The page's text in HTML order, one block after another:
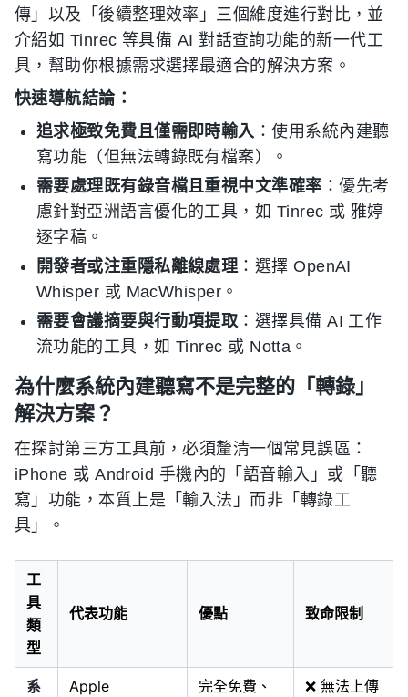
傳」以及「後續整理效率」三個維度進行對比，並
介紹如 Tinrec 等具備 AI 對話查詢功能的新一代工
具，幫助你根據需求選擇最適合的解決方案。
快速導航結論：
追求極致免費且僅需即時輸入 ：使用系統內建聽
寫功能（但無法轉錄既有檔案）。
需要處理既有錄音檔且重視中文準確率 ：優先考
慮針對亞洲語言優化的工具，如 Tinrec 或 雅婷
逐字稿。
開發者或注重隱私離線處理：選擇 OpenAI
Whisper 或 MacWhisper。
需要會議摘要與行動項提取：選擇具備 AI 工作
流功能的工具，如 Tinrec 或 Notta。
為什麼系統內建聽寫不是完整的「轉錄」
解決方案？
在探討第三方工具前，必須釐清一個常見誤區：
iPhone 或 Android 手機內的「語音輸入」或「聽
寫」功能，本質上是「輸入法」而非「轉錄工
具」。
工
具
類
型
代表功能 優點 致命限制
系
Apple
完全免費、
❌ 無法上傳